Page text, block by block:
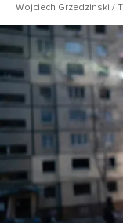
Wojciech Grzedzinski /